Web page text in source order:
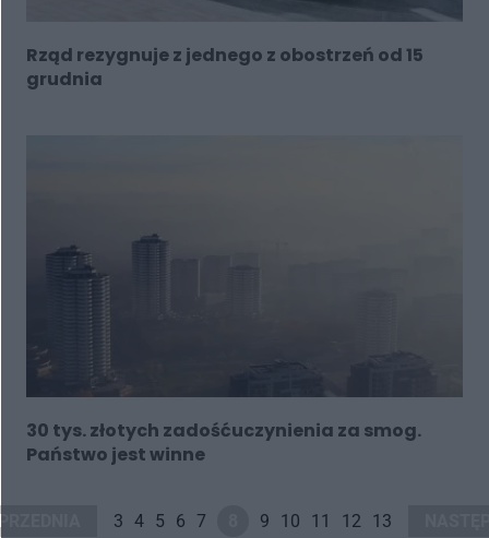
Rząd rezygnuje z jednego z obostrzeń od 15
grudnia
30 tys. złotych zadośćuczynienia za smog.
Państwo jest winne
3 4 5 6 7 9 10 11 12 13